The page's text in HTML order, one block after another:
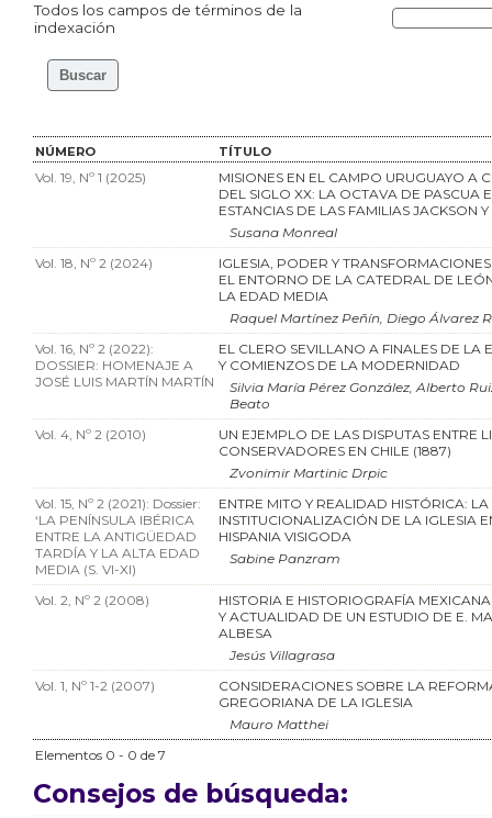
Todos los campos de términos de la
indexación
NÚMERO TÍTULO
Vol. 19, Nº 1 (2025)
MISIONES EN EL CAMPO URUGUAYO A
DEL SIGLO XX: LA OCTAVA DE PASCUA
ESTANCIAS DE LAS FAMILIAS JACKSON
Susana Monreal
Vol. 18, Nº 2 (2024)
IGLESIA, PODER Y
EL ENTORNO DE LA CATEDRAL DE
LA EDAD MEDIA
Raquel Martínez Peñín, Diego Álvarez
Vol. 16, Nº 2 (2022):
DOSSIER: HOMENAJE A
JOSÉ LUIS MARTÍN MARTÍN
EL CLERO SEVILLANO A FINALES DE LA
Y COMIENZOS DE LA MODERNIDAD
Silvia María Pérez González, Alberto
Beato
Vol. 4, Nº 2 (2010)
UN EJEMPLO DE LAS DISPUTAS ENTRE
CONSERVADORES EN CHILE (1887)
Zvonimir Martinic Drpic
Vol. 15, Nº 2 (2021): Dossier:
‘LA PENÍNSULA IBÉRICA
ENTRE LA ANTIGÜEDAD
TARDÍA Y LA ALTA EDAD
MEDIA (S. VI-XI)
ENTRE MITO Y REALIDAD HISTÓRICA: LA
INSTITUCIONALIZACIÓN DE LA IGLESIA
HISPANIA VISIGODA
Sabine Panzram
Vol. 2, Nº 2 (2008)
HISTORIA E HISTORIOGRAFÍA
Y ACTUALIDAD DE UN ESTUDIO DE E.
ALBESA
Jesús Villagrasa
Vol. 1, Nº 1-2 (2007)
CONSIDERACIONES SOBRE LA
GREGORIANA DE LA IGLESIA
Mauro Matthei
Elementos 0 - 0 de 7
Consejos de búsqueda: